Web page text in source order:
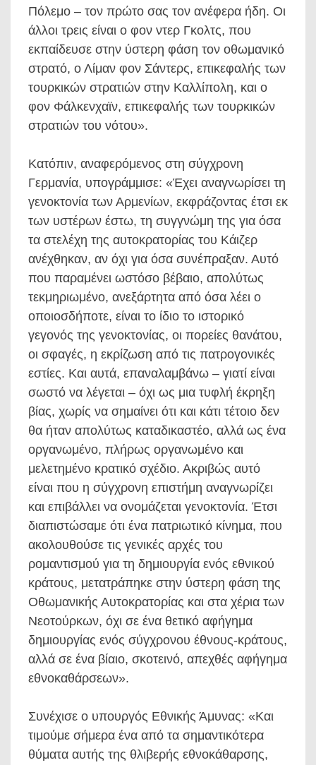
Πόλεμο – τον πρώτο σας τον ανέφερα ήδη. Οι
άλλοι τρεις είναι ο φον ντερ Γκολτς, που
εκπαίδευσε στην ύστερη φάση τον οθωμανικό
στρατό, ο Λίμαν φον Σάντερς, επικεφαλής των
τουρκικών στρατιών στην Καλλίπολη, και ο
φον Φάλκενχαϊν, επικεφαλής των τουρκικών
στρατιών του νότου».
Κατόπιν, αναφερόμενος στη σύγχρονη
Γερμανία, υπογράμμισε: «Έχει αναγνωρίσει τη
γενοκτονία των Αρμενίων, εκφράζοντας έτσι εκ
των υστέρων έστω, τη συγγνώμη της για όσα
τα στελέχη της αυτοκρατορίας του Κάιζερ
ανέχθηκαν, αν όχι για όσα συνέπραξαν. Αυτό
που παραμένει ωστόσο βέβαιο, απολύτως
τεκμηριωμένο, ανεξάρτητα από όσα λέει ο
οποιοσδήποτε, είναι το ίδιο το ιστορικό
γεγονός της γενοκτονίας, οι πορείες θανάτου,
οι σφαγές, η εκρίζωση από τις πατρογονικές
εστίες. Και αυτά, επαναλαμβάνω – γιατί είναι
σωστό να λέγεται – όχι ως μια τυφλή έκρηξη
βίας, χωρίς να σημαίνει ότι και κάτι τέτοιο δεν
θα ήταν απολύτως καταδικαστέο, αλλά ως ένα
οργανωμένο, πλήρως οργανωμένο και
μελετημένο κρατικό σχέδιο. Ακριβώς αυτό
είναι που η σύγχρονη επιστήμη αναγνωρίζει
και επιβάλλει να ονομάζεται γενοκτονία. Έτσι
διαπιστώσαμε ότι ένα πατριωτικό κίνημα, που
ακολουθούσε τις γενικές αρχές του
ρομαντισμού για τη δημιουργία ενός εθνικού
κράτους, μετατράπηκε στην ύστερη φάση της
Οθωμανικής Αυτοκρατορίας και στα χέρια των
Νεοτούρκων, όχι σε ένα θετικό αφήγημα
δημιουργίας ενός σύγχρονου έθνους-κράτους,
αλλά σε ένα βίαιο, σκοτεινό, απεχθές αφήγημα
εθνοκαθάρσεων».
Συνέχισε ο υπουργός Εθνικής Άμυνας: «Και
τιμούμε σήμερα ένα από τα σημαντικότερα
θύματα αυτής της θλιβερής εθνοκάθαρσης,